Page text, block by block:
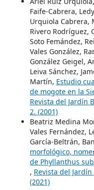
Faife-Cabrera,
Urquiola Cabrera,
Rivero Rodríguez,
Soto Femández,
Vales González,
González Geigel,
Leiva Sánchez,
Martín, Estudio
de mogote en la
Revista del Jardín
2. (2001)
Beatriz Medina
Vales Fernández,
García-Beltrán,
morfológico,
de Phyllanthus
, Revista del
(2021)